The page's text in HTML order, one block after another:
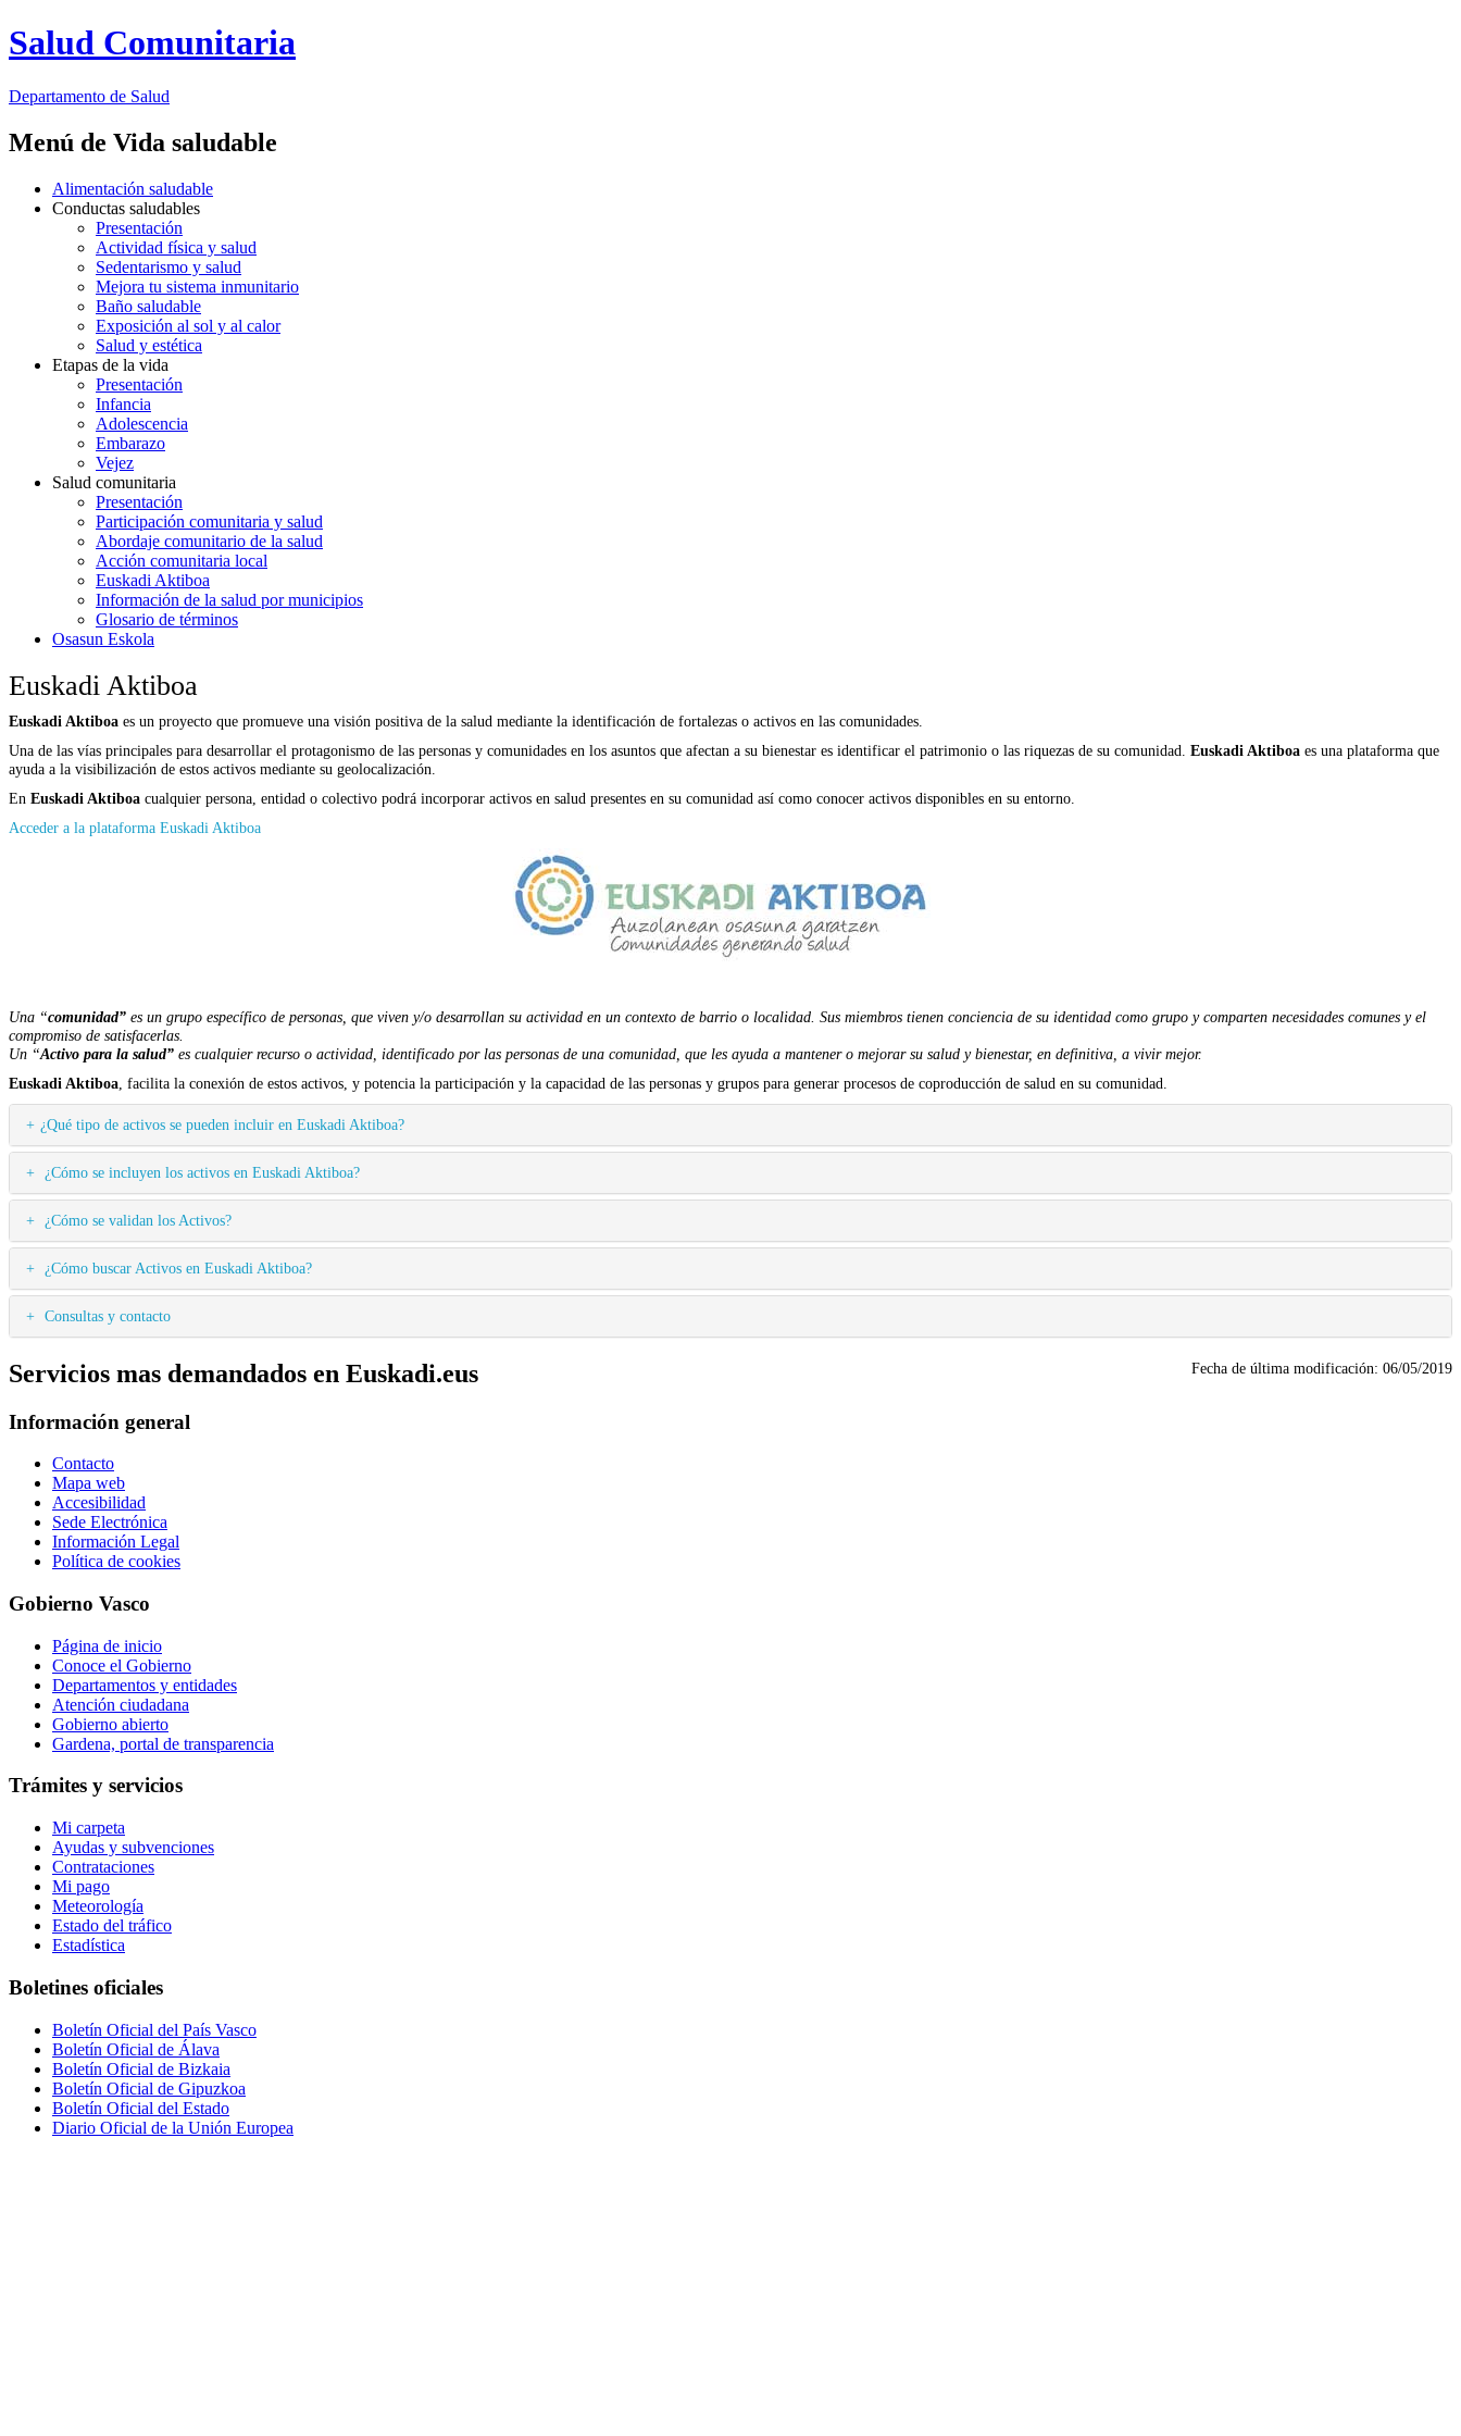
Salud Comunitaria
Departamento de Salud
Menú de Vida saludable
Alimentación saludable
Conductas saludables
Presentación
Actividad física y salud
Sedentarismo y salud
Mejora tu sistema inmunitario
Baño saludable
Exposición al sol y al calor
Salud y estética
Etapas de la vida
Presentación
Infancia
Adolescencia
Embarazo
Vejez
Salud comunitaria
Presentación
Participación comunitaria y salud
Abordaje comunitario de la salud
Acción comunitaria local
Euskadi Aktiboa
Información de la salud por municipios
Glosario de términos
Osasun Eskola
Euskadi Aktiboa
Euskadi Aktiboa es un proyecto que promueve una visión positiva de la salud mediante la identificación de fortalezas o activos en las comunidades.
Una de las vías principales para desarrollar el protagonismo de las personas y comunidades en los asuntos que afectan a su bienestar es identificar el patrimonio o las riquezas de su comunidad. Euskadi Aktiboa es una plataforma que
ayuda a la visibilización de estos activos mediante su geolocalización.
En Euskadi Aktiboa cualquier persona, entidad o colectivo podrá incorporar activos en salud presentes en su comunidad así como conocer activos disponibles en su entorno.
Acceder a la plataforma Euskadi Aktiboa
Una “comunidad” es un grupo específico de personas, que viven y/o desarrollan su actividad en un contexto de barrio o localidad. Sus miembros tienen conciencia de su identidad como grupo y comparten necesidades comunes y el
compromiso de satisfacerlas.
Un “Activo para la salud” es cualquier recurso o actividad, identificado por las personas de una comunidad, que les ayuda a mantener o mejorar su salud y bienestar, en definitiva, a vivir mejor.
Euskadi Aktiboa , facilita la conexión de estos activos, y potencia la participación y la capacidad de las personas y grupos para generar procesos de coproducción de salud en su comunidad.
¿Qué tipo de activos se pueden incluir en Euskadi Aktiboa?
¿Cómo se incluyen los activos en Euskadi Aktiboa?
¿Cómo se validan los Activos?
¿Cómo buscar Activos en Euskadi Aktiboa?
Consultas y contacto
Fecha de última modificación: 06/05/2019
Servicios mas demandados en Euskadi.eus
Información general
Contacto
Mapa web
Accesibilidad
Sede Electrónica
Información Legal
Política de cookies
Gobierno Vasco
Página de inicio
Conoce el Gobierno
Departamentos y entidades
Atención ciudadana
Gobierno abierto
Gardena, portal de transparencia
Trámites y servicios
Mi carpeta
Ayudas y subvenciones
Contrataciones
Mi pago
Meteorología
Estado del tráfico
Estadística
Boletines oficiales
Boletín Oficial del País Vasco
Boletín Oficial de Álava
Boletín Oficial de Bizkaia
Boletín Oficial de Gipuzkoa
Boletín Oficial del Estado
Diario Oficial de la Unión Europea